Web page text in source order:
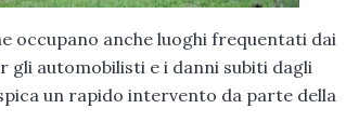
occupano anche luoghi frequentati dai
gli automobilisti e i danni subiti dagli
un rapido intervento da parte della